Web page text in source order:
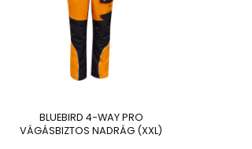
BLUEBIRD 4-WAY PRO
VÁGÁSBIZTOS NADRÁG (XXL)